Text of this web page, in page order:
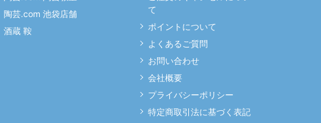
陶芸.com 池袋店舗
酒蔵 鞍
て
ポイントについて
よくあるご質問
お問い合わせ
会社概要
プライバシーポリシー
特定商取引法に基づく表記